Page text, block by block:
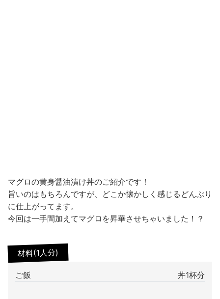
マグロの黄身醤油漬け丼のご紹介です！
旨いのはもちろんですが、どこか懐かしく感じるどんぶり
に仕上がってます。
今回は一手間加えてマグロを昇華させちゃいました！？
材料(1人分)
ご飯 丼1杯分